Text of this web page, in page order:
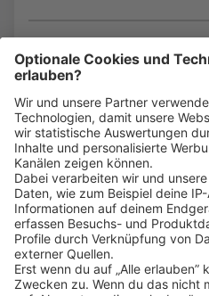
Bin ich für die Stelle
Klickehier, um alle offenen